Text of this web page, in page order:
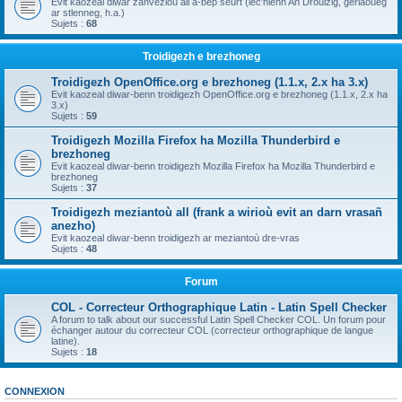
ar stlenneg, h.a.)
Sujets : 68
Troidigezh e brezhoneg
Troidigezh OpenOffice.org e brezhoneg (1.1.x, 2.x ha 3.x)
Evit kaozeal diwar-benn troidigezh OpenOffice.org e brezhoneg (1.1.x, 2.x ha
3.x)
Sujets : 59
Troidigezh Mozilla Firefox ha Mozilla Thunderbird e
brezhoneg
Evit kaozeal diwar-benn troidigezh Mozilla Firefox ha Mozilla Thunderbird e
brezhoneg
Sujets : 37
Troidigezh meziantoù all (frank a wirioù evit an darn vrasañ
anezho)
Evit kaozeal diwar-benn troidigezh ar meziantoù dre-vras
Sujets : 48
Forum
COL - Correcteur Orthographique Latin - Latin Spell Checker
A forum to talk about our successful Latin Spell Checker COL. Un forum pour
échanger autour du correcteur COL (correcteur orthographique de langue
latine).
Sujets : 18
CONNEXION